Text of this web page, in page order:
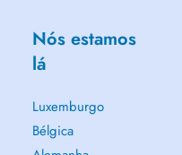
Nós estamos
lá
Luxemburgo
Bélgica